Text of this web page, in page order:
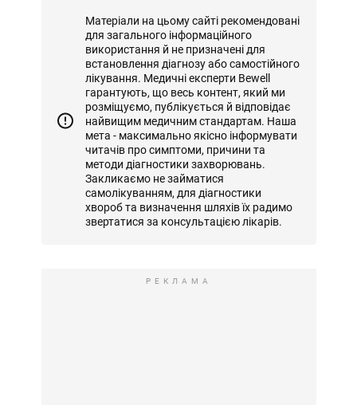
Матеріали на цьому сайті рекомендовані
для загального інформаційного
використання й не призначені для
встановлення діагнозу або самостійного
лікування. Медичні експерти Bewell
гарантують, що весь контент, який ми
розміщуємо, публікується й відповідає
найвищим медичним стандартам. Наша
мета - максимально якісно інформувати
читачів про симптоми, причини та
методи діагностики захворювань.
Закликаємо не займатися
самолікуванням, для діагностики
хвороб та визначення шляхів їх радимо
звертатися за консультацією лікарів.
РЕКЛАМА